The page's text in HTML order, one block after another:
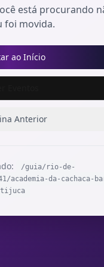
está procurando
foi movida.
ao Início
Anterior
/guia/rio-de-
da-cachaca-
tijuca